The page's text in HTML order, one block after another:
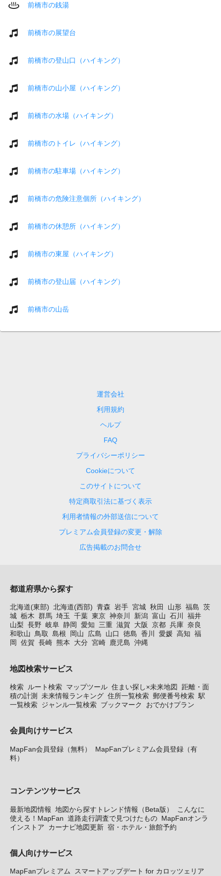
前橋市の銭湯
前橋市の展望台
前橋市の登山口（ハイキング）
前橋市の山小屋（ハイキング）
前橋市の水場（ハイキング）
前橋市のトイレ（ハイキング）
前橋市の駐車場（ハイキング）
前橋市の危険注意個所（ハイキング）
前橋市の休憩所（ハイキング）
前橋市の東屋（ハイキング）
前橋市の登山届（ハイキング）
前橋市の山岳
運営会社
利用規約
ヘルプ
FAQ
プライバシーポリシー
Cookieについて
このサイトについて
特定商取引法に基づく表示
利用者情報の外部送信について
プレミアム会員登録の変更・解除
広告掲載のお問合せ
都道府県から探す
北海道(東部) 北海道(西部) 青森 岩手 宮城 秋田 山形 福島 茨
城 栃木 群馬 埼玉 千葉 東京 神奈川 新潟 富山 石川
福井
山梨 長野 岐阜 静岡 愛知 三重 滋賀 大阪 京都 兵庫 奈良
和歌山 鳥取 島根 岡山 広島 山口 徳島 香川 愛媛 高知 福
岡
佐賀 長崎 熊本 大分 宮崎 鹿児島 沖縄
地図検索サービス
検索 ルート検索 マップツール 住まい探し×未来地図
距離・面
積の計測
未来情報ランキング 住所一覧検索 郵便番号検索 駅
一覧検索 ジャンル一覧検索 ブックマーク おでかけプラン
会員向けサービス
MapFan会員登録（無料）
MapFanプレミアム会員登録（有
料）
コンテンツサービス
最新地図情報 地図から探すトレンド情報（Beta版）
こんなに
使える！MapFan 道路走行調査で見つけたもの MapFanオンラ
インストア
カーナビ地図更新 宿・ホテル・旅館予約
個人向けサービス
MapFanプレミアム スマートアップデート for カロッツェリア